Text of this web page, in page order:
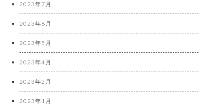
2023年7月
2023年6月
2023年5月
2023年4月
2023年2月
2023年1月